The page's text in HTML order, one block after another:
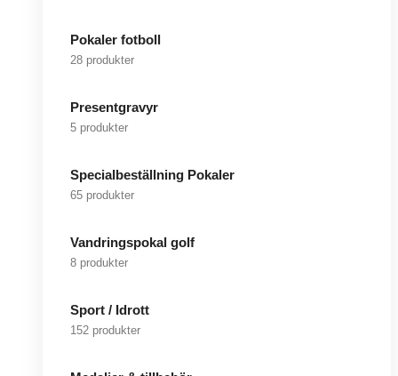
Pokaler fotboll
28 produkter
Presentgravyr
5 produkter
Specialbeställning Pokaler
65 produkter
Vandringspokal golf
8 produkter
Sport / Idrott
152 produkter